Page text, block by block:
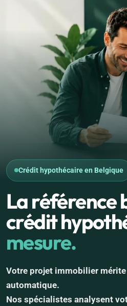
Crédit hypothécaire en Belgique
La référence
crédit
mesure.
Votre projet immobilier mérite
automatique.
Nos spécialistes analysent